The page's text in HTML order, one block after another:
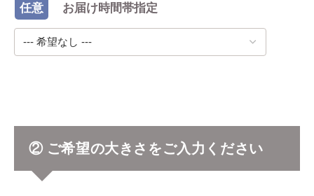
任意 お届け時間帯指定
② ご希望の大きさをご入力ください